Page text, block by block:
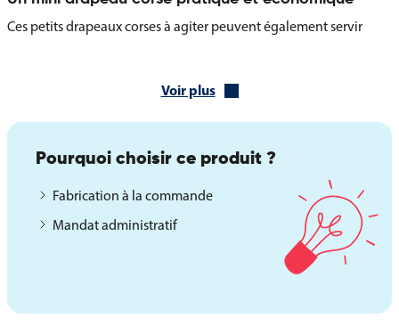
Ces petits drapeaux corses à agiter peuvent également servir
visuellement percutants, ils sont un choix économique pour
Voir plus
Pourquoi choisir ce produit ?
Fabrication à la commande
Mandat administratif